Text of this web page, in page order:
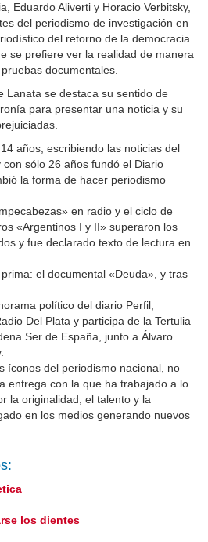
Eduardo Aliverti y Horacio Verbitsky,
del periodismo de investigación en
del retorno de la democracia
se prefiere ver la realidad de manera
documentales.
Lanata se destaca su sentido de
para presentar una noticia y su
años, escribiendo las noticias del
sólo 26 años fundó el Diario
la forma de hacer periodismo
en radio y el ciclo de
«Argentinos I y II» superaron los
y fue declarado texto de lectura en
el documental «Deuda», y tras
político del diario Perfil,
Del Plata y participa de la Tertulia
Ser de España, junto a Álvaro
íconos del periodismo nacional, no
entrega con la que ha trabajado a lo
la originalidad, el talento y la
en los medios generando nuevos
los dientes